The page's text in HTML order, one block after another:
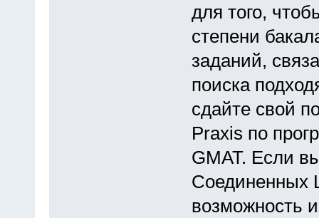
для того,
степени
заданий,
поиска
сдайте свой
Praxis по
GMAT. Если
Соединенных
возможность